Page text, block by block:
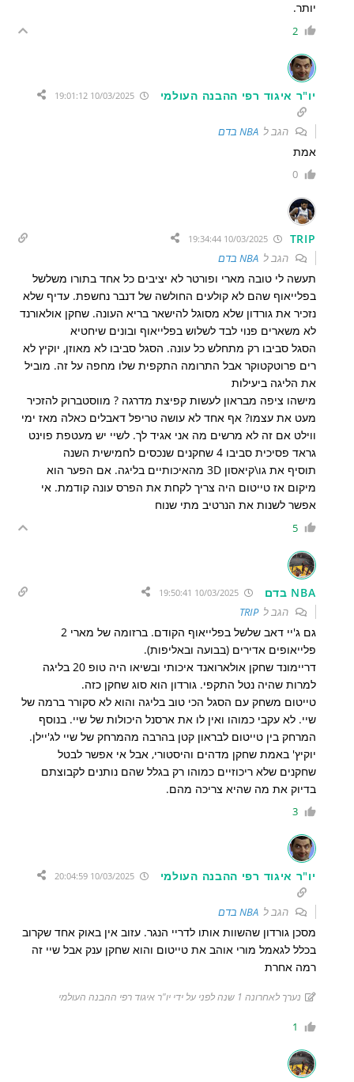
יותר.
2
יו"ר איגוד רפי ההבנה העולמי 10/03/2025 19:01:12
הגב לNBA בדם
אמת
0
TRIP
10/03/2025 19:34:44
הגב לNBA בדם
תעשה לי טובה מארי ופורטר לא יציבים כל אחד בתורו משלשל
בפלייאוף שהם לא קולעים החולשה של דנבר נחשפת. עדיף שלא
נזכיר את גורדון שלא מסוגל להישאר בריא העונה. שחקן אולאורנד
לא משארים פנוי לבד לשלוש בפלייאוף ובונים שיחטיא
הסגל סביבו רק מתחלש כל עונה. הסגל סביבו לא מאוזן, יוקיץ לא
רים פרוטקטוקר אבל התרומה התקפית שלו מחפה על זה. מוביל
את הליגה ביעילות
מישהו ציפה מבראון לעשות קפיצת מדרגה ? מווסטברוק להזכיר
מעט את עצמו? אף אחד לא עושה טריפל דאבלים כאלה מאז ימי
ווילט אם זה לא מרשים מה אני אגיד לך. לשיי יש מעטפת פוינט
גראד פסיכית סביבו 4 שחקנים שנכסים לחמישית השנה
תוסיף את גו\קיאסון 3D מהאיכותיים בליגה. אם הפער הוא
מיקום אז טייטום היה צריך לקחת את הפרס עונה קודמת. אי
אפשר לשנות את הנרטיב מתי שנוח
5
NBA בדם 10/03/2025 19:50:41
הגב לTRIP
גם ג'יי דאב שלשל בפלייאוף הקודם. ברזומה של מארי 2
פלייאופים אדירים (בבועה ובאליפות).
דריימונד שחקן אולארואנד איכותי ובשיאו היה טופ 20 בליגה
למרות שהיה נטל התקפי. גורדון הוא סוג שחקן כזה.
טייטום משחק עם הסגל הכי טוב בליגה והוא לא סקורר ברמה של
שיי. לא עקבי כמוהו ואין לו את ארסנל היכולות של שיי. בנוסף
המרחק בין טייטום לבראון קטן בהרבה מהמרחק של שיי לג'יילן.
יוקיץ' באמת שחקן מדהים והיסטורי, אבל אי אפשר לבטל
שחקנים שלא ריכוזיים כמוהו רק בגלל שהם נותנים לקבוצתם
בדיוק את מה שהיא צריכה מהם.
3
יו"ר איגוד רפי ההבנה העולמי 10/03/2025 20:04:59
הגב לNBA בדם
מסכן גורדון שהשוות אותו לדריי הנגר. עזוב אין באוק אחד שקרוב
בכלל לגאמל מורי אוהב את טייטום והוא שחקן ענק אבל שיי זה
רמה אחרת
נערך לאחרונה 1 שנה לפני על ידי יו"ר איגוד רפי ההבנה העולמי
1